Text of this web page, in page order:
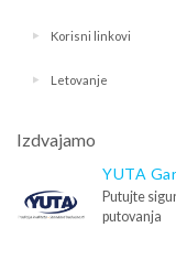
Korisni linkovi
Letovanje
Izdvajamo
YUTA
Putujte
putovanja